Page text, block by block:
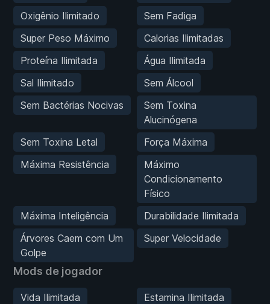
Oxigênio Ilimitado
Sem Fadiga
Super Peso Máximo
Calorias Ilimitadas
Proteína Ilimitada
Água Ilimitada
Sal Ilimitado
Sem Álcool
Sem Bactérias Nocivas
Sem Toxina
Alucinógena
Sem Toxina Letal
Força Máxima
Máxima Resistência
Máximo
Condicionamento
Físico
Máxima Inteligência
Durabilidade Ilimitada
Árvores Caem com Um
Golpe
Super Velocidade
Mods de jogador
Vida Ilimitada
Estamina Ilimitada